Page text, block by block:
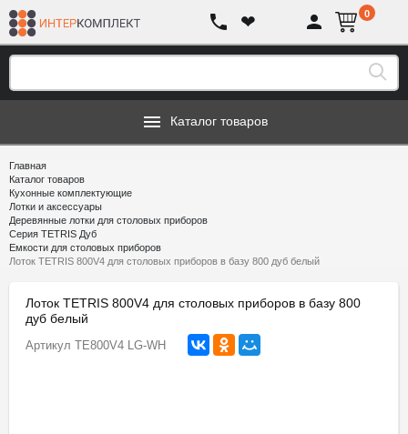
❤ 0
Каталог товаров
Главная
Каталог товаров
Кухонные комплектующие
Лотки и аксессуары
Деревянные лотки для столовых приборов
Серия TETRIS Дуб
Емкости для столовых приборов
Лоток TETRIS 800V4 для столовых приборов в базу 800 дуб белый
Лоток TETRIS 800V4 для столовых приборов в базу 800
дуб белый
Артикул TE800V4 LG-WH